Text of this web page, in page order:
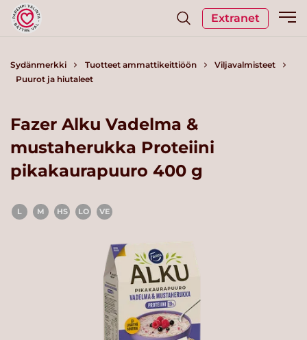
Extranet
Sydänmerkki Tuotteet ammattikeittiöön
Viljavalmisteet
Puurot ja hiutaleet
Fazer Alku Vadelma &
mustaherukka Proteiini
pikakaurapuuro 400 g
L M HS LO VE